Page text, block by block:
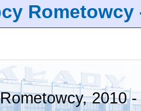
Rometowcy
2010